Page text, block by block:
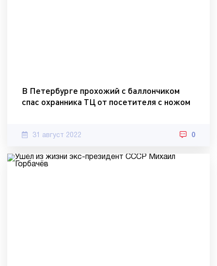
В Петербурге прохожий с баллончиком
спас охранника ТЦ от посетителя с ножом
31 август 2022 0